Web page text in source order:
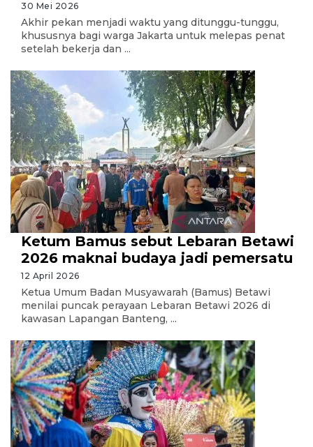
30 Mei 2026
Akhir pekan menjadi waktu yang ditunggu-tunggu,
khususnya bagi warga Jakarta untuk melepas penat
setelah bekerja dan ...
Ketum Bamus sebut Lebaran Betawi
2026 maknai budaya jadi pemersatu
12 April 2026
Ketua Umum Badan Musyawarah (Bamus) Betawi
menilai puncak perayaan Lebaran Betawi 2026 di
kawasan Lapangan Banteng, ...